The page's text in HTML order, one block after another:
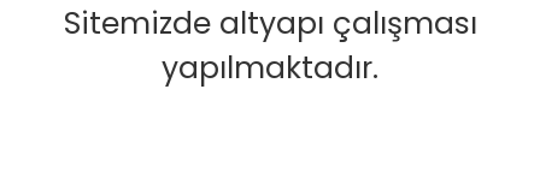
Sitemizde altyapı çalışması
yapılmaktadır.